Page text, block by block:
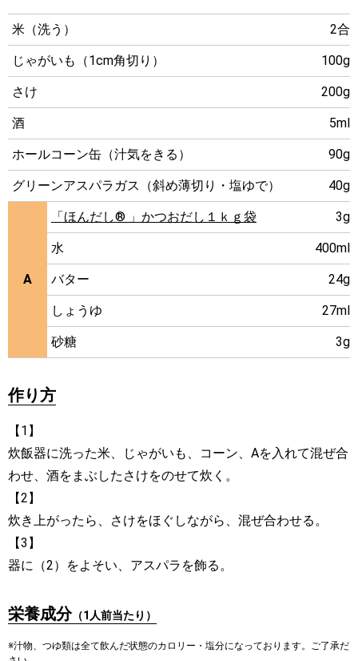
米（洗う） 2合
じゃがいも（1cm角切り） 100g
さけ 200g
酒 5ml
ホールコーン缶（汁気をきる） 90g
グリーンアスパラガス（斜め薄切り・塩ゆで） 40g
A
「ほんだし® 」かつおだし１ｋｇ袋 3g
水 400ml
バター 24g
しょうゆ 27ml
砂糖 3g
作り方
【1】
炊飯器に洗った米、じゃがいも、コーン、Aを入れて混ぜ合
わせ、酒をまぶしたさけをのせて炊く。
【2】
炊き上がったら、さけをほぐしながら、混ぜ合わせる。
【3】
器に（2）をよそい、アスパラを飾る。
栄養成分（1人前当たり）
※汁物、つゆ類は全て飲んだ状態のカロリー・塩分になっております。ご了承だ